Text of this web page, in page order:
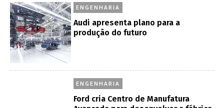
ENGENHARIA
Audi apresenta plano para a
produção do futuro
ENGENHARIA
Ford cria Centro de Manufatura